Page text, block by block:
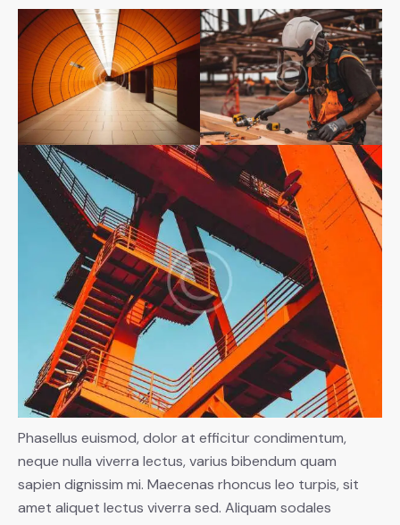
Phasellus euismod, dolor at efficitur condimentum,
neque nulla viverra lectus, varius bibendum quam
sapien dignissim mi. Maecenas rhoncus leo turpis, sit
amet aliquet lectus viverra sed. Aliquam sodales